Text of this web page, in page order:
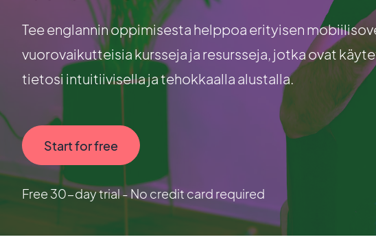
Tee englannin oppimisesta helppoa erityisen
vuorovaikutteisia kursseja ja resursseja, jotka ovat
tietosi intuitiivisella ja tehokkaalla alustalla.
Start for free
Free 30-day trial - No credit card required